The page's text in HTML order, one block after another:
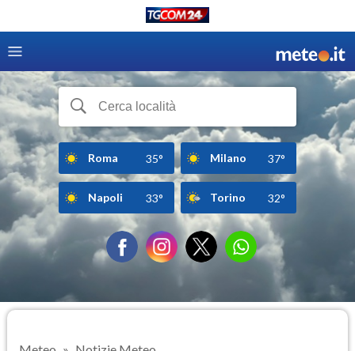
Roma 35° Milano 37°
Napoli 33° Torino 32°